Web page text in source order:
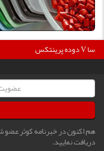
دوده پرینتکس V دگوسا :
هم اکنون در خبرنامه کوثر عضو
دریافت نمایید.